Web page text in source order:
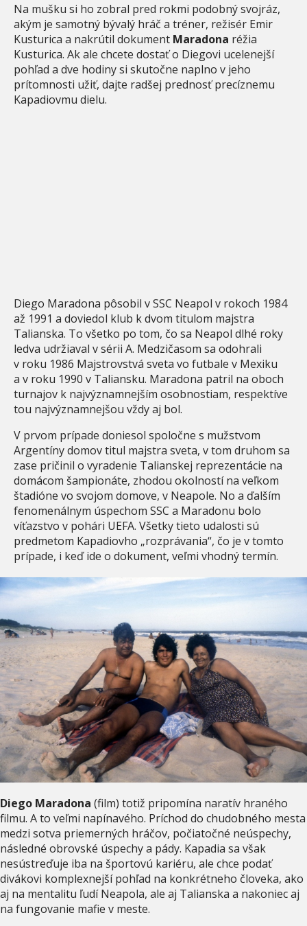
Na mušku si ho zobral pred rokmi podobný svojráz,
akým je samotný bývalý hráč a tréner, režisér Emir
Kusturica a nakrútil dokument Maradona réžia
Kusturica. Ak ale chcete dostať o Diegovi ucelenejší
pohľad a dve hodiny si skutočne naplno v jeho
prítomnosti užiť, dajte radšej prednosť precíznemu
Kapadiovmu dielu.
Diego Maradona pôsobil v SSC Neapol v rokoch 1984
až 1991 a doviedol klub k dvom titulom majstra
Talianska. To všetko po tom, čo sa Neapol dlhé roky
ledva udržiaval v sérii A. Medzičasom sa odohrali
v roku 1986 Majstrovstvá sveta vo futbale v Mexiku
a v roku 1990 v Taliansku. Maradona patril na oboch
turnajov k najvýznamnejším osobnostiam, respektíve
tou najvýznamnejšou vždy aj bol.
V prvom prípade doniesol spoločne s mužstvom
Argentíny domov titul majstra sveta, v tom druhom sa
zase pričinil o vyradenie Talianskej reprezentácie na
domácom šampionáte, zhodou okolností na veľkom
štadióne vo svojom domove, v Neapole. No a ďalším
fenomenálnym úspechom SSC a Maradonu bolo
víťazstvo v pohári UEFA. Všetky tieto udalosti sú
predmetom Kapadiovho „rozprávania“, čo je v tomto
prípade, i keď ide o dokument, veľmi vhodný termín.
Diego Maradona (film) totiž pripomína naratív hraného
filmu. A to veľmi napínavého. Príchod do chudobného mesta
medzi sotva priemerných hráčov, počiatočné neúspechy,
následné obrovské úspechy a pády. Kapadia sa však
nesústreďuje iba na športovú kariéru, ale chce podať
divákovi komplexnejší pohľad na konkrétneho človeka, ako
aj na mentalitu ľudí Neapola, ale aj Talianska a nakoniec aj
na fungovanie mafie v meste.